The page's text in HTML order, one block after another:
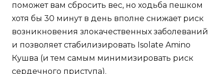
поможет вам сбросить вес, но ходьба пешком
хотя бы 30 минут в день вполне снижает риск
возникновения злокачественных заболеваний
и позволяет стабилизировать Isolate Amino
Кушва (и тем самым минимизировать риск
сердечного приступа).